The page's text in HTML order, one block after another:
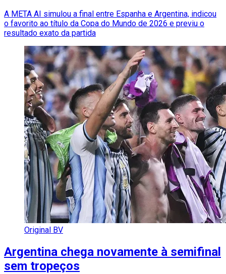
A META AI simulou a final entre Espanha e Argentina, indicou
o favorito ao título da Copa do Mundo de 2026 e previu o
resultado exato da partida
Original BV
Argentina chega novamente à semifinal
sem tropeços